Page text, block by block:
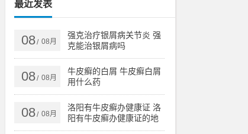
最近发表
08/ 08月
强克治疗银屑病关节炎 强
克能治银屑病吗
08/ 08月
牛皮癣的白屑 牛皮癣白屑
用什么药
08/ 08月
洛阳有牛皮癣办健康证 洛
阳有牛皮癣办健康证的地
方吗